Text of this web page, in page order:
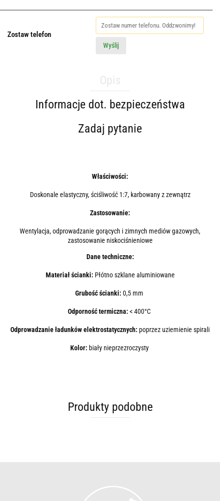
Zostaw telefon
Wyślij
Informacje dot. bezpieczeństwa
Zadaj pytanie
Właściwości:
Doskonale elastyczny, ściśliwość 1:7, karbowany z zewnątrz
Zastosowanie:
Wentylacja, odprowadzanie gorących i zimnych mediów gazowych,
zastosowanie niskociśnieniowe
Dane techniczne:
Materiał ścianki: Płótno szklane aluminiowane
Grubość ścianki: 0,5 mm
Odporność termiczna: < 400°C
Odprowadzanie ładunków elektrostatycznych: poprzez uziemienie spirali
Kolor: biały nieprzezroczysty
Produkty podobne